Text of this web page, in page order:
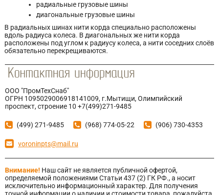
радиальные грузовые шины
диагональные грузовые шины
В радиальных шинах нити корда специально расположены
вдоль радиуса колеса. В диагональных же нити корда
расположены под углом к радиусу колеса, а нити соседних слоёв
обязательно перекрещиваются.
ООО "ПромТехСнаб"
ОГРН 1095029006918141009, г.Мытищи, Олимпийский
проспект, строение 10 +7(499)271-9485
(499) 271-9485 (968) 774-05-22 (906) 730-4353
voroninpts@mail.ru
Внимание! Наш сайт не является публичной офертой,
определяемой положениями Статьи 437 (2) ГК РФ., а носит
исключительно информационный характер. Для получения